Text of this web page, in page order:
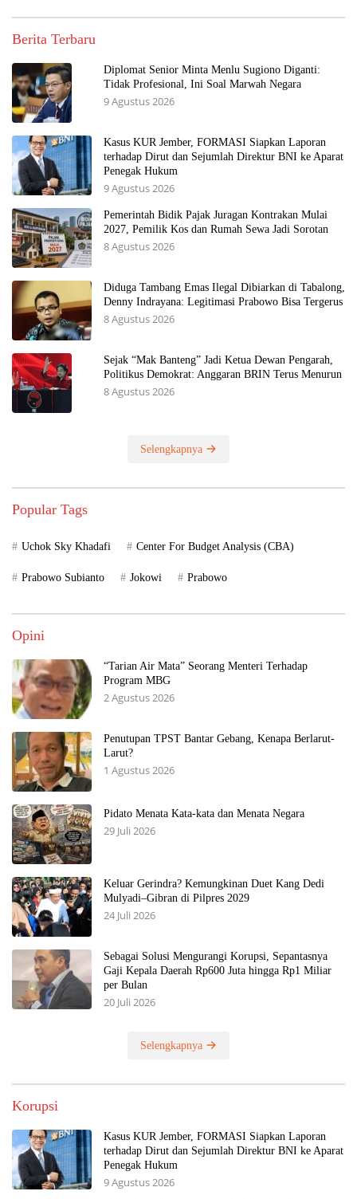
Berita Terbaru
Diplomat Senior Minta Menlu Sugiono Diganti:
Tidak Profesional, Ini Soal Marwah Negara
9 Agustus 2026
Kasus KUR Jember, FORMASI Siapkan Laporan
terhadap Dirut dan Sejumlah Direktur BNI ke Aparat
Penegak Hukum
9 Agustus 2026
Pemerintah Bidik Pajak Juragan Kontrakan Mulai
2027, Pemilik Kos dan Rumah Sewa Jadi Sorotan
8 Agustus 2026
Diduga Tambang Emas Ilegal Dibiarkan di Tabalong,
Denny Indrayana: Legitimasi Prabowo Bisa Tergerus
8 Agustus 2026
Sejak “Mak Banteng” Jadi Ketua Dewan Pengarah,
Politikus Demokrat: Anggaran BRIN Terus Menurun
8 Agustus 2026
Selengkapnya
Popular Tags
Uchok Sky Khadafi Center For Budget Analysis (CBA)
Prabowo Subianto Jokowi Prabowo
Opini
“Tarian Air Mata” Seorang Menteri Terhadap
Program MBG
2 Agustus 2026
Penutupan TPST Bantar Gebang, Kenapa Berlarut-
Larut?
1 Agustus 2026
Pidato Menata Kata-kata dan Menata Negara
29 Juli 2026
Keluar Gerindra? Kemungkinan Duet Kang Dedi
Mulyadi–Gibran di Pilpres 2029
24 Juli 2026
Sebagai Solusi Mengurangi Korupsi, Sepantasnya
Gaji Kepala Daerah Rp600 Juta hingga Rp1 Miliar
per Bulan
20 Juli 2026
Selengkapnya
Korupsi
Kasus KUR Jember, FORMASI Siapkan Laporan
terhadap Dirut dan Sejumlah Direktur BNI ke Aparat
Penegak Hukum
9 Agustus 2026